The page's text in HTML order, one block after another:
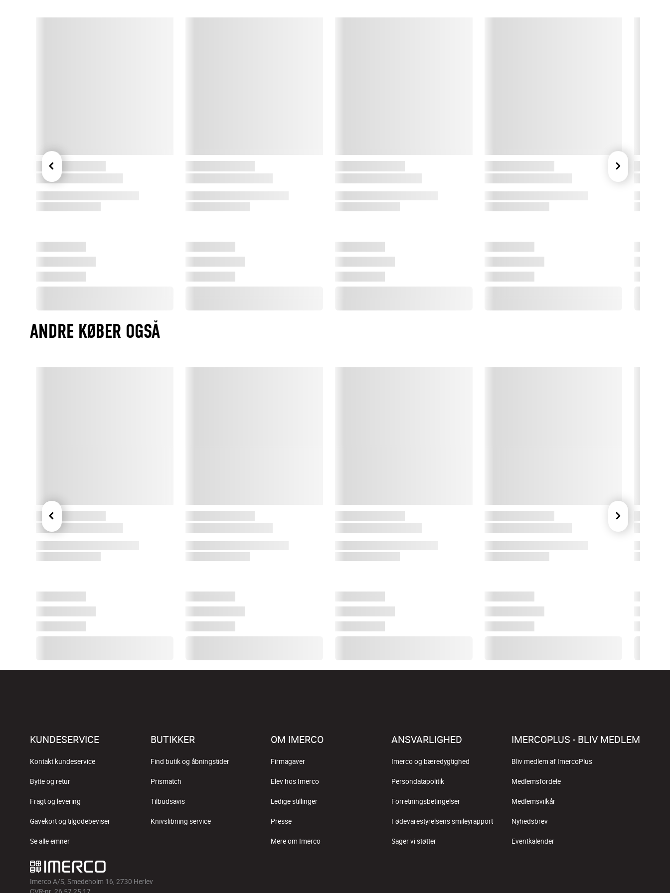
store krus og større portioner.
ANDRE KØBER OGSÅ
KUNDESERVICE
Kontakt kundeservice
Bytte og retur
Fragt og levering
Gavekort og tilgodebeviser
Se alle emner
BUTIKKER
Find butik og åbningstider
Prismatch
Tilbudsavis
Knivslibning service
OM IMERCO
Firmagaver
Elev hos Imerco
Ledige stillinger
Presse
Mere om Imerco
ANSVARLIGHED
Imerco og bæredygtighed
Persondatapolitik
Forretningsbetingelser
Fødevarestyrelsens smileyrapport
Sager vi støtter
IMERCOPLUS - BLIV MEDLEM
Bliv medlem af ImercoPlus
Medlemsfordele
Medlemsvilkår
Nyhedsbrev
Eventkalender
Imerco A/S, Smedeholm 16, 2730 Herlev